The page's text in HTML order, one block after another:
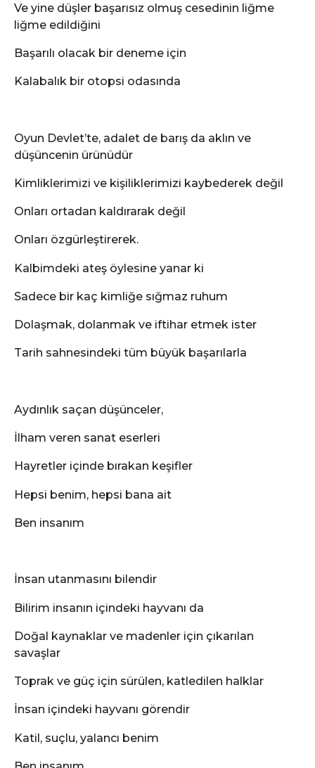
Ve yine düşler başarısız olmuş cesedinin liğme
liğme edildiğini
Başarılı olacak bir deneme için
Kalabalık bir otopsi odasında
Oyun Devlet’te, adalet de barış da aklın ve
düşüncenin ürünüdür
Kimliklerimizi ve kişiliklerimizi kaybederek değil
Onları ortadan kaldırarak değil
Onları özgürleştirerek.
Kalbimdeki ateş öylesine yanar ki
Sadece bir kaç kimliğe sığmaz ruhum
Dolaşmak, dolanmak ve iftihar etmek ister
Tarih sahnesindeki tüm büyük başarılarla
Aydınlık saçan düşünceler,
İlham veren sanat eserleri
Hayretler içinde bırakan keşifler
Hepsi benim, hepsi bana ait
Ben insanım
İnsan utanmasını bilendir
Bilirim insanın içindeki hayvanı da
Doğal kaynaklar ve madenler için çıkarılan
savaşlar
Toprak ve güç için sürülen, katledilen halklar
İnsan içindeki hayvanı görendir
Katil, suçlu, yalancı benim